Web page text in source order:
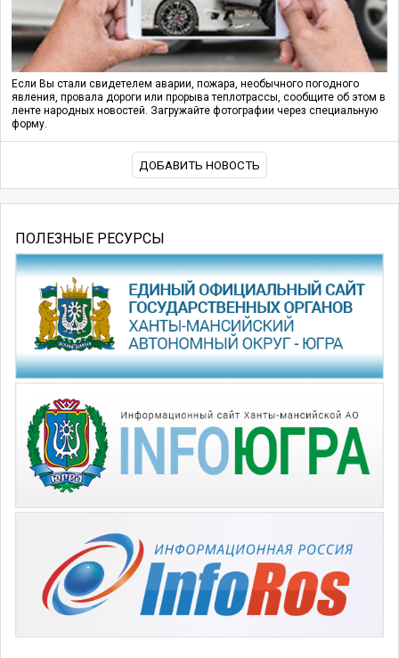
Если Вы стали свидетелем аварии, пожара, необычного погодного
явления, провала дороги или прорыва теплотрассы, сообщите об этом в
ленте народных новостей. Загружайте фотографии через специальную
форму.
ДОБАВИТЬ НОВОСТЬ
ПОЛЕЗНЫЕ РЕСУРСЫ